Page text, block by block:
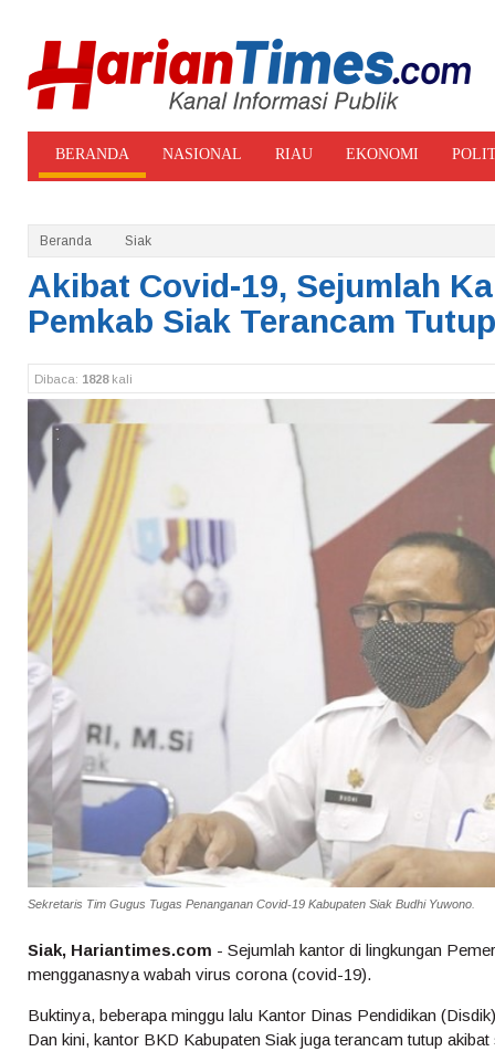
BERANDA NASIONAL RIAU EKONOMI
Beranda Siak
Akibat Covid-19, Sejumlah
Pemkab Siak Terancam Tutup
Dibaca: 1828kali
Sekretaris Tim Gugus Tugas Penanganan Covid-19 Kabupaten Siak Budhi Yuwono.
Siak, Hariantimes.com - Sejumlah kantor di lingkungan
mengganasnya wabah virus corona (covid-19).
Buktinya, beberapa minggu lalu Kantor Dinas Pendidikan
Dan kini, kantor BKD Kabupaten Siak juga terancam tutup